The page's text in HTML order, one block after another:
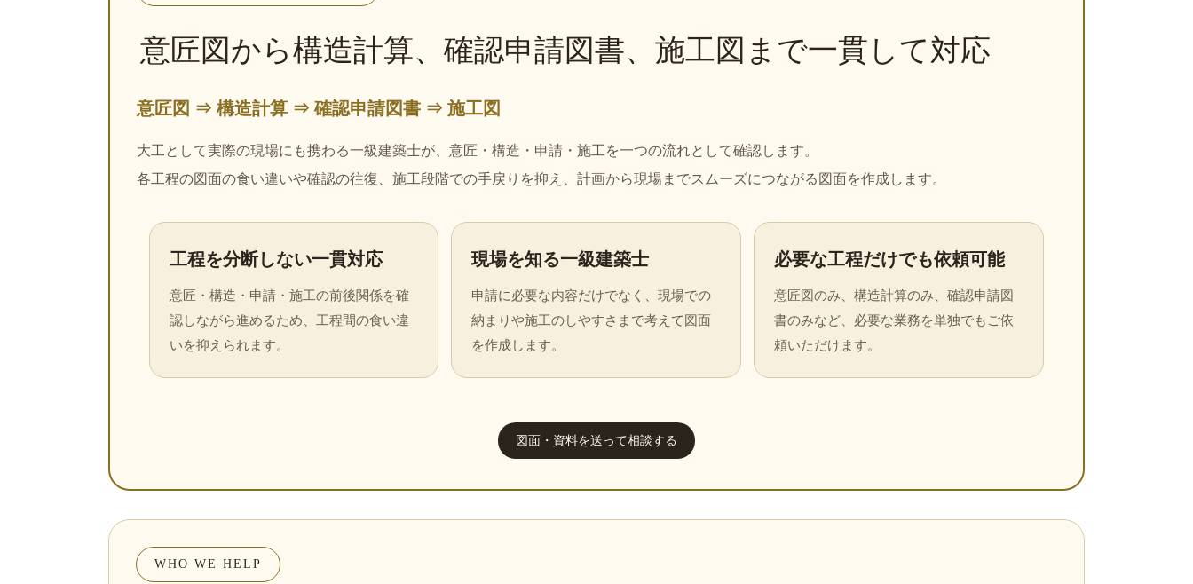
意匠図から構造計算、確認申請図書、施工図まで一貫して対応
意匠図 ⇒ 構造計算 ⇒ 確認申請図書 ⇒ 施工図
大工として実際の現場にも携わる一級建築士が、意匠・構造・申請・施工を一つの流れとして確認します。
各工程の図面の食い違いや確認の往復、施工段階での手戻りを抑え、計画から現場までスムーズにつながる図面を作成します。
工程を分断しない一貫対応
意匠・構造・申請・施工の前後関係を確
認しながら進めるため、工程間の食い違
いを抑えられます。
現場を知る一級建築士
申請に必要な内容だけでなく、現場での
納まりや施工のしやすさまで考えて図面
を作成します。
必要な工程だけでも依頼可能
意匠図のみ、構造計算のみ、確認申請図
書のみなど、必要な業務を単独でもご依
頼いただけます。
図面・資料を送って相談する
WHO WE HELP